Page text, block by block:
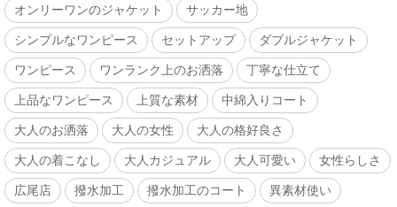
オンリーワンのジャケット サッカー地
シンプルなワンピース セットアップ ダブルジャケット
ワンピース ワンランク上のお洒落 丁寧な仕立て
上品なワンピース 上質な素材 中綿入りコート
大人のお洒落 大人の女性 大人の格好良さ
大人の着こなし 大人カジュアル 大人可愛い 女性らしさ
広尾店 撥水加工 撥水加工のコート 異素材使い